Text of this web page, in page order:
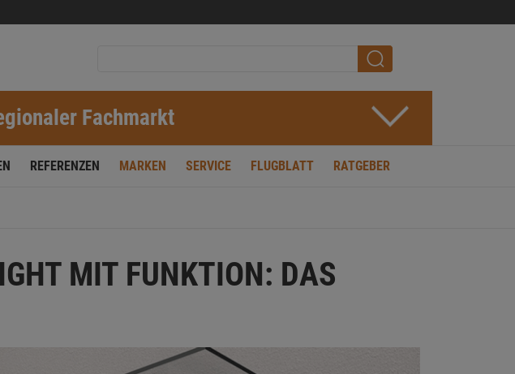
Fachmarkt
REFERENZEN MARKEN SERVICE FLUGBLATT RATGEBER
MIT FUNKTION: DAS